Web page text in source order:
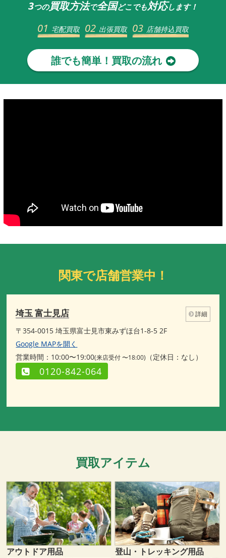
3つの買取方法で全国どこでも対応します！
01 宅配買取 02 出張買取 03 店舗持込買取
誰でも簡単！買取の流れ
関東で店舗営業中！
埼玉 富士見店 詳細
〒354-0015 埼玉県富士見市東みずほ台1-8-5 2F
Google MAPを開く
営業時間：10:00〜19:00(来店受付 〜18:00) （定休日：なし）
0120-842-064
買取アイテム
アウトドア用品 登山・トレッキング用品